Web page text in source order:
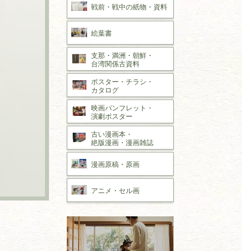
戦前・戦中の紙物・資料
絵葉書
支那・満洲・朝鮮・
台湾関係古資料
ポスター・チラシ・
カタログ
映画パンフレット・
演劇ポスター
古い漫画本・
絶版漫画・漫画雑誌
漫画原稿・ 原画
アニメ・ セル画